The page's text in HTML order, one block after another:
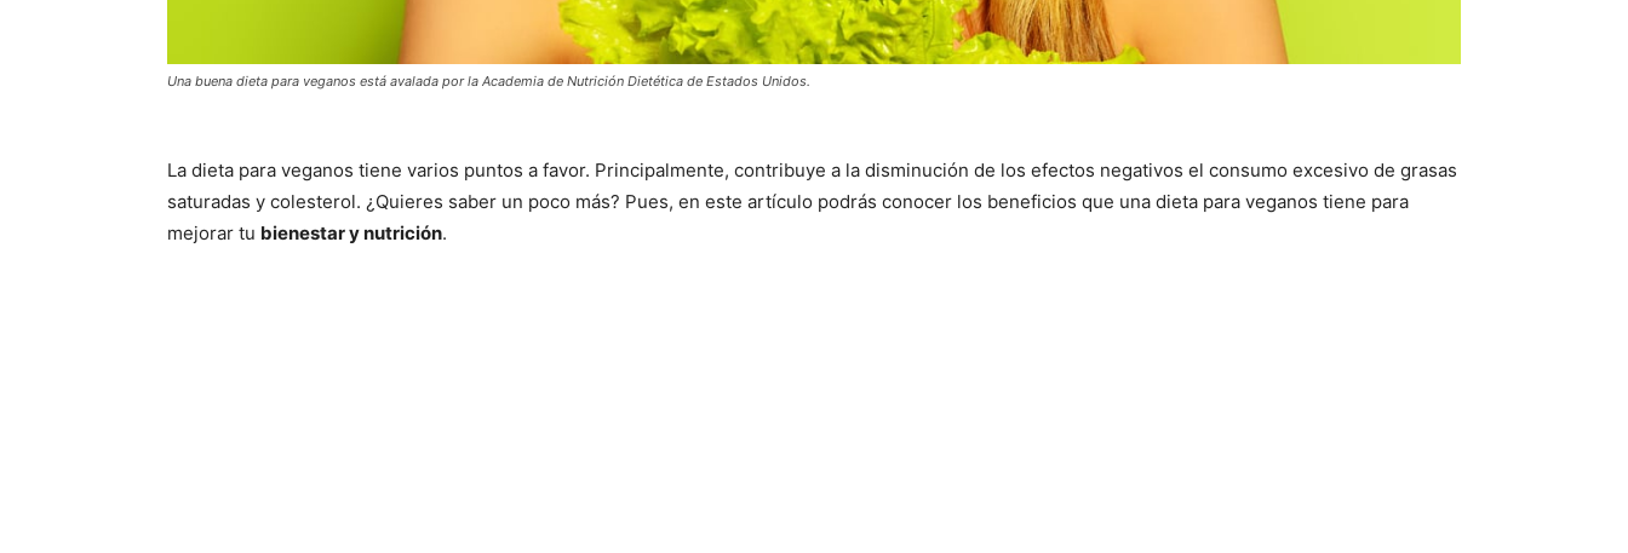
Una buena dieta para veganos está avalada por la Academia de Nutrición Dietética de Estados Unidos.
La dieta para veganos tiene varios puntos a favor. Principalmente, contribuye a la disminución de los efectos negativos el consumo excesivo de grasas
saturadas y colesterol. ¿Quieres saber un poco más? Pues, en este artículo podrás conocer los beneficios que una dieta para veganos tiene para
mejorar tu bienestar y nutrición.